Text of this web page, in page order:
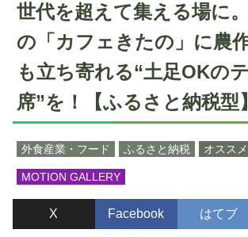
世代を超えて集える場に
の「カフェきたの」に農
も立ち寄れる“土足OKの
席”を！【ふるさと納税型】
外食産業・フード ふるさと納税 オススメ
MOTION GALLERY
X Facebook はてブ